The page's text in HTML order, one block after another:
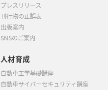
プレスリリース
刊行物の正誤表
出版案内
SNSのご案内
人材育成
自動車工学基礎講座
自動車サイバーセキュリティ講座